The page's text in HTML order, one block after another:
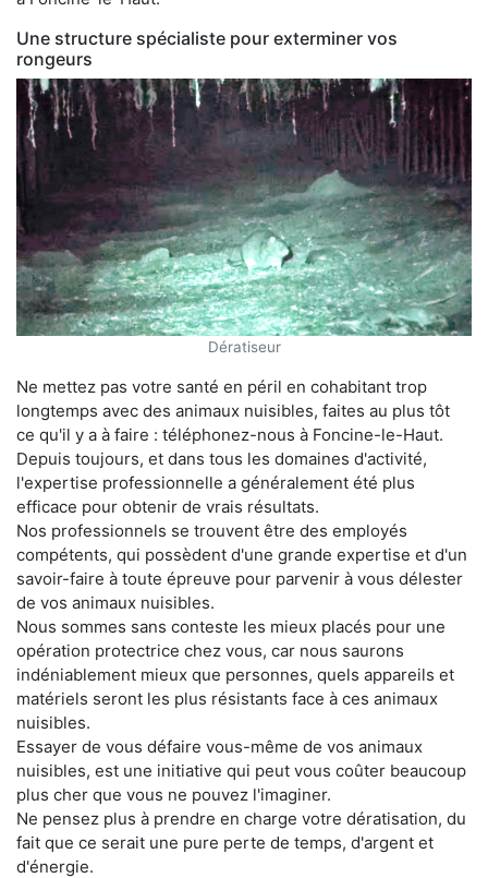
Une structure spécialiste pour exterminer vos
rongeurs
Dératiseur
Ne mettez pas votre santé en péril en cohabitant trop
longtemps avec des animaux nuisibles, faites au plus tôt
ce qu'il y a à faire : téléphonez-nous à Foncine-le-Haut.
Depuis toujours, et dans tous les domaines d'activité,
l'expertise professionnelle a généralement été plus
efficace pour obtenir de vrais résultats.
Nos professionnels se trouvent être des employés
compétents, qui possèdent d'une grande expertise et d'un
savoir-faire à toute épreuve pour parvenir à vous délester
de vos animaux nuisibles.
Nous sommes sans conteste les mieux placés pour une
opération protectrice chez vous, car nous saurons
indéniablement mieux que personnes, quels appareils et
matériels seront les plus résistants face à ces animaux
nuisibles.
Essayer de vous défaire vous-même de vos animaux
nuisibles, est une initiative qui peut vous coûter beaucoup
plus cher que vous ne pouvez l'imaginer.
Ne pensez plus à prendre en charge votre dératisation, du
fait que ce serait une pure perte de temps, d'argent et
d'énergie.